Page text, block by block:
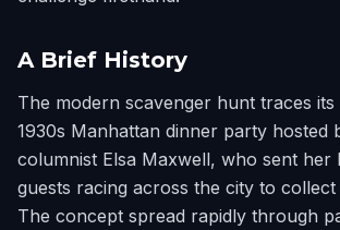
A Brief History
The modern scavenger hunt traces its
1930s Manhattan dinner party hosted
columnist Elsa Maxwell, who sent her
guests racing across the city to collect
The concept spread rapidly through